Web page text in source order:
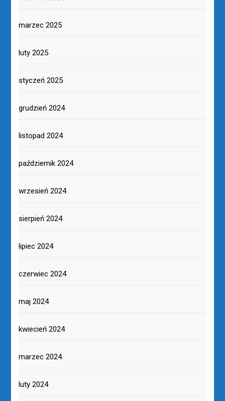
marzec 2025
luty 2025
styczeń 2025
grudzień 2024
listopad 2024
październik 2024
wrzesień 2024
sierpień 2024
lipiec 2024
czerwiec 2024
maj 2024
kwiecień 2024
marzec 2024
luty 2024